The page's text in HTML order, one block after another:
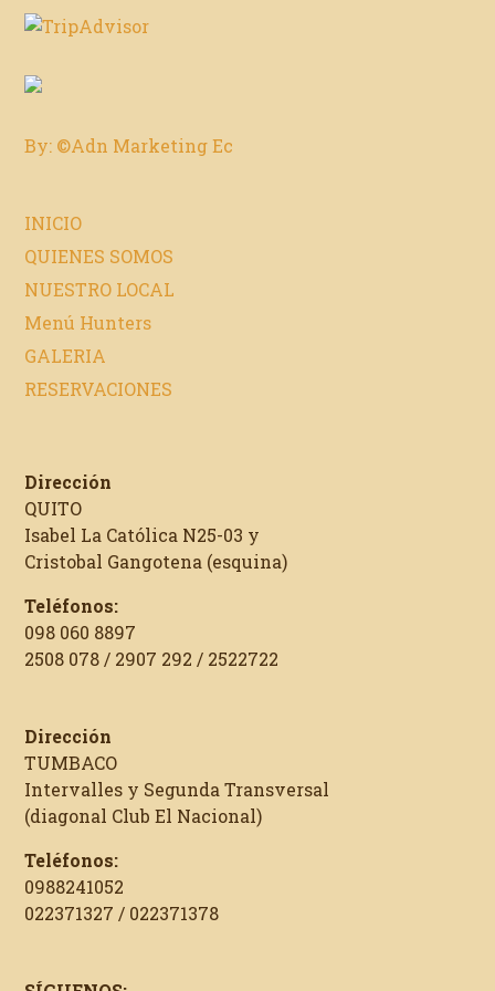
By: ©Adn Marketing Ec
INICIO
QUIENES SOMOS
NUESTRO LOCAL
Menú Hunters
GALERIA
RESERVACIONES
Dirección
QUITO
Isabel La Católica N25-03 y
Cristobal Gangotena (esquina)
Teléfonos:
098 060 8897
2508 078 / 2907 292 / 2522722
Dirección
TUMBACO
Intervalles y Segunda Transversal
(diagonal Club El Nacional)
Teléfonos:
0988241052
022371327 / 022371378